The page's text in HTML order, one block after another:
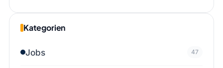
Kategorien
Jobs 47